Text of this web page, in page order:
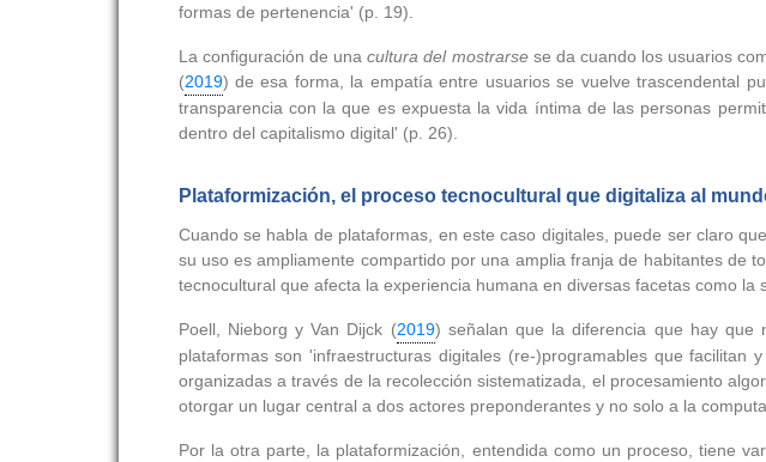
formas de pertenencia' (p. 19).
La configuración de unacultura del mostrarsese da cuando los usuarios
(2019) de esa forma, la empatía entre usuarios se vuelve trascendental
transparencia con la que es expuesta la vida íntima de las personas
dentro del capitalismo digital' (p. 26).
Plataformización, el proceso tecnocultural que digitaliza al
Cuando se habla de plataformas, en este caso digitales, puede ser claro
su uso es ampliamente compartido por una amplia franja de habitantes de
tecnocultural que afecta la experiencia humana en diversas facetas como la
Poell, Nieborg y Van Dijck (2019) señalan que la diferencia que hay que
plataformas son 'infraestructuras digitales (re-)programables que
organizadas a través de la recolección sistematizada, el procesamiento
otorgar un lugar central a dos actores preponderantes y no solo a la
Por la otra parte, la plataformización, entendida como un proceso, tiene